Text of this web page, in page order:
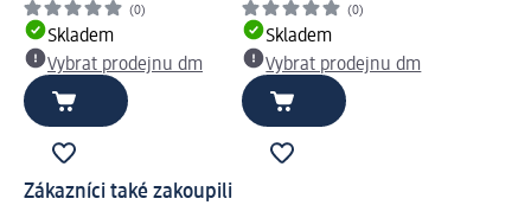
(0)
Skladem
Vybrat prodejnu dm
(0)
Skladem
Vybrat prodejnu dm
Zákazníci také zakoupili